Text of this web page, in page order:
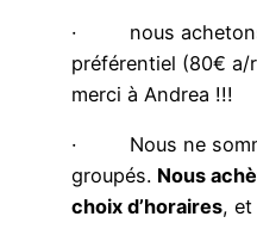
· nous achetons
préférentiel (80€ a/
merci à Andrea !!!
· Nous ne
groupés. Nous
choix d’horaires, et